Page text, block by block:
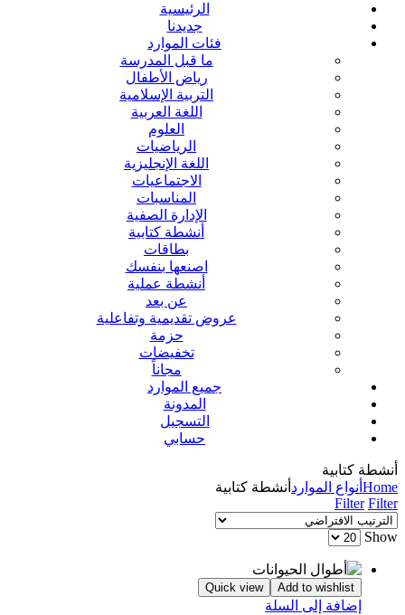
الرئيسية
جديدنا
فئات الموارد
ما قبل المدرسة
رياض الأطفال
التربية الإسلامية
اللغة العربية
العلوم
الرياضيات
اللغة الإنجليزية
الاجتماعيات
المناسبات
الإدارة الصفية
أنشطة كتابية
بطاقات
اصنعها بنفسك
أنشطة عملية
عن بعد
عروض تقديمية وتفاعلية
حزمة
تخفيضات
مجاناً
جميع الموارد
المدونة
التسجيل
حسابي
أنشطة كتابية
Home أنواع الموارد أنشطة كتابية
Filter Filter
Show
Add to wishlist
Quick view
إضافة إلى السلة